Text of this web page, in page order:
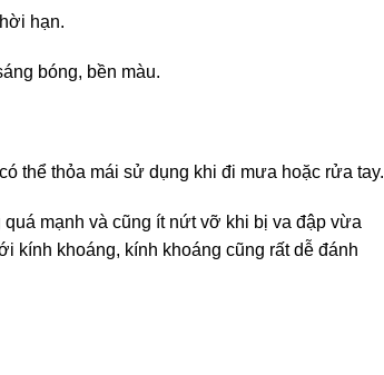
hạn.
bóng, bền màu.
thể thỏa mái sử dụng khi đi mưa hoặc rửa tay.
mạnh và cũng ít nứt vỡ khi bị va đập vừa
kính khoáng, kính khoáng cũng rất dễ đánh